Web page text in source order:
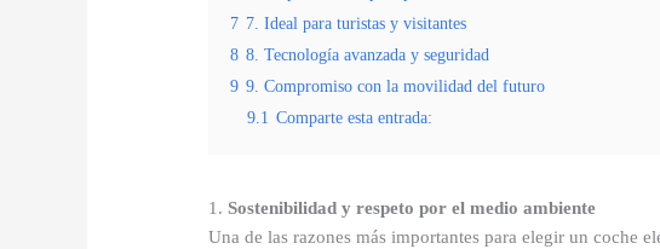
7 7. Ideal para turistas y visitantes
8 8. Tecnología avanzada y seguridad
9 9. Compromiso con la movilidad del futuro
9.1 Comparte esta entrada:
1.Sostenibilidad y respeto por el medio ambiente
Una de las razones más importantes para elegir un coche